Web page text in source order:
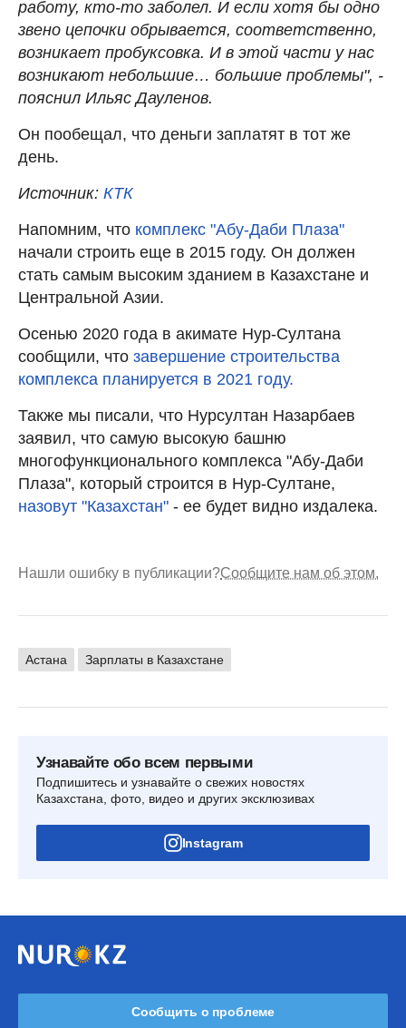
работу, кто-то заболел. И если хотя бы одно
звено цепочки обрывается, соответственно,
возникает пробуксовка. И в этой части у нас
возникают небольшие… большие проблемы", -
пояснил Ильяс Дауленов.
Он пообещал, что деньги заплатят в тот же
день.
Источник: КТК
Напомним, что комплекс "Абу-Даби Плаза"
начали строить еще в 2015 году. Он должен
стать самым высоким зданием в Казахстане и
Центральной Азии.
Осенью 2020 года в акимате Нур-Султана
сообщили, что завершение строительства
комплекса планируется в 2021 году.
Также мы писали, что Нурсултан Назарбаев
заявил, что самую высокую башню
многофункционального комплекса "Абу-Даби
Плаза", который строится в Нур-Султане,
назовут "Казахстан" - ее будет видно издалека.
Нашли ошибку в публикации?Сообщите нам об этом.
Астана Зарплаты в Казахстане
Узнавайте обо всем первыми
Подпишитесь и узнавайте о свежих новостях
Казахстана, фото, видео и других эксклюзивах
Instagram
Сообщить о проблеме